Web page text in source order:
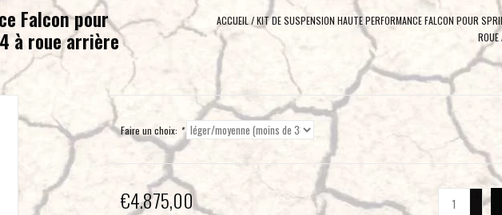
Falcon pour
à roue arrière
ACCUEIL/KIT DE SUSPENSION HAUTE PERFORMANCE FALCON POUR
Faire un choix: *
€4.875,00